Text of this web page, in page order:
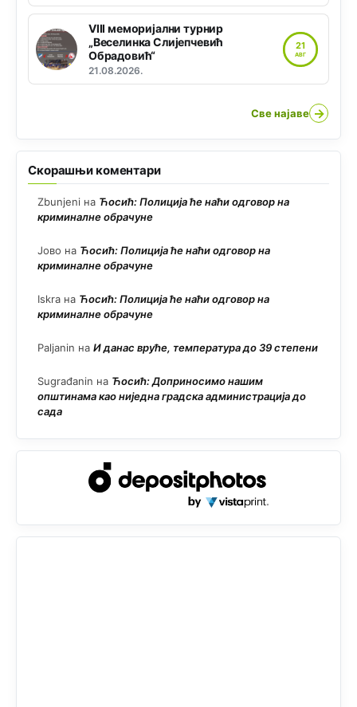
VIII меморијални турнир
„Веселинка Слијепчевић
Обрадовић“
21.08.2026.
21
АВГ
Све најаве →
Скорашњи коментари
Zbunjeni на Ћосић: Полиција ће наћи одговор на
криминалне обрачуне
Јово на Ћосић: Полиција ће наћи одговор на
криминалне обрачуне
Iskra на Ћосић: Полиција ће наћи одговор на
криминалне обрачуне
Paljanin на И данас вруће, температура до 39 степени
Sugrađanin на Ћосић: Доприносимо нашим
општинама као ниједна градска администрација до
сада